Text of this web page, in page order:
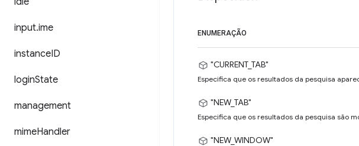
input.ime
instanceID
loginState
management
mimeHandler
ENUMERAÇÃO
"CURRENT_TAB"
Especifica que os resultados da pesquisa
"NEW_TAB"
Especifica que os resultados da pesquisa são
"NEW_WINDOW"